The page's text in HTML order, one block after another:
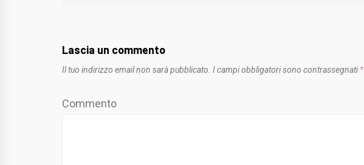
Lascia un commento
Il tuo indirizzo email non sarà pubblicato. I campi obbligatori sono contrassegnati *
Commento